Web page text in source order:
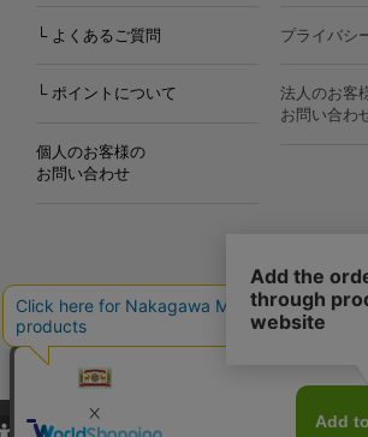
└ よくあるご質問
└ ポイントについて
個人のお客様の
お問い合わせ
プライバシ
法人のお客
お問い合わ
Copyright©2000
Nakagawa Masashichi Shoten All Rights Reserved.
当サイトでは、当サイト内における閲覧履歴・属